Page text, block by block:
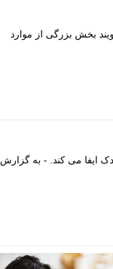
بخش بزرگی از موارد
ایفا می کند. - به گزارش